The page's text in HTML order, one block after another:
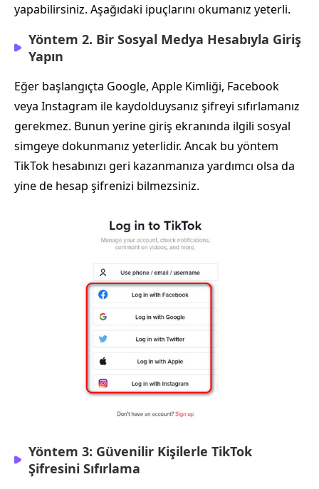
yapabilirsiniz. Aşağıdaki ipuçlarını okumanız yeterli.
Yöntem 2. Bir Sosyal Medya Hesabıyla Giriş
Yapın
Eğer başlangıçta Google, Apple Kimliği, Facebook
veya Instagram ile kaydolduysanız şifreyi sıfırlamanız
gerekmez. Bunun yerine giriş ekranında ilgili sosyal
simgeye dokunmanız yeterlidir. Ancak bu yöntem
TikTok hesabınızı geri kazanmanıza yardımcı olsa da
yine de hesap şifrenizi bilmezsiniz.
Yöntem 3: Güvenilir Kişilerle TikTok
Şifresini Sıfırlama